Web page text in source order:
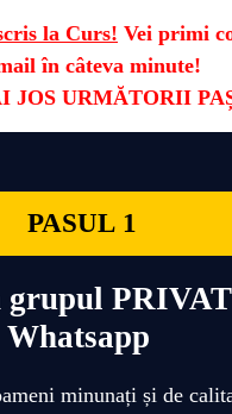
la Curs! Vei primi
în câteva minute!
PASUL 1
Whatsapp
minunați și de